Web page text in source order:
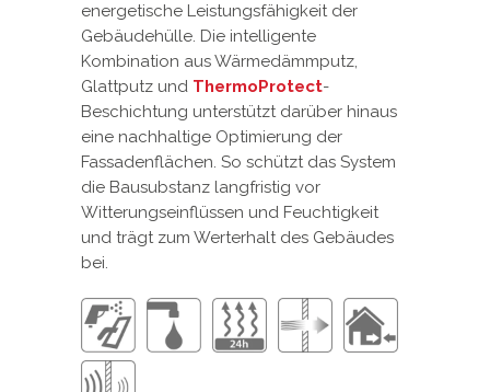
energetische Leistungsfähigkeit der
Gebäudehülle. Die intelligente
Kombination aus Wärmedämmputz,
Glattputz und ThermoProtect-
Beschichtung unterstützt darüber hinaus
eine nachhaltige Optimierung der
Fassadenflächen. So schützt das System
die Bausubstanz langfristig vor
Witterungseinflüssen und Feuchtigkeit
und trägt zum Werterhalt des Gebäudes
bei.